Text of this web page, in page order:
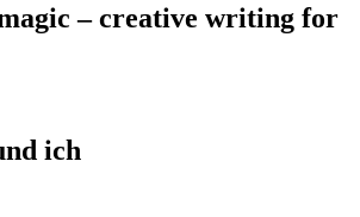
– creative writing for
ich